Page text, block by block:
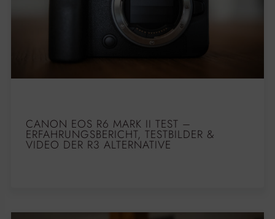
CANON EOS R6 MARK II TEST –
ERFAHRUNGSBERICHT, TESTBILDER &
VIDEO DER R3 ALTERNATIVE